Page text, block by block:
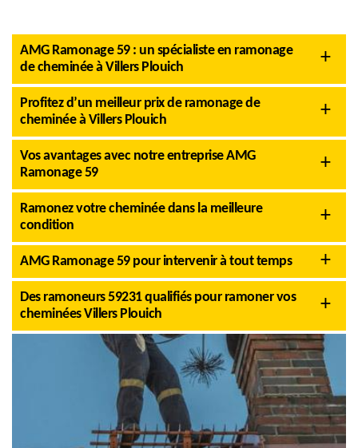
AMG Ramonage 59 : un spécialiste en ramonage
de cheminée à Villers Plouich
Profitez d’un meilleur prix de ramonage de
cheminée à Villers Plouich
Vos avantages avec notre entreprise AMG
Ramonage 59
Ramonez votre cheminée dans la meilleure
condition
AMG Ramonage 59 pour intervenir à tout temps
Des ramoneurs 59231 qualifiés pour ramoner vos
cheminées Villers Plouich